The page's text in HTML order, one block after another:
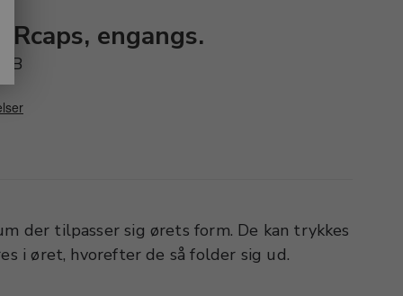
engangs.
der tilpasser sig ørets form. De kan trykkes
i øret, hvorefter de så folder sig ud.